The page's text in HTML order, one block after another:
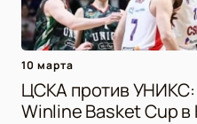
10 марта
ЦСКА против
Winline Basket Cup